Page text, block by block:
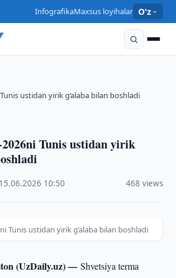
InfografikaMaxsus loyihalar O'z
ustidan yirik g‘alaba bilan boshladi
Tunis ustidan yirik
15.06.2026 10:50 468 views
Tunis ustidan yirik g‘alaba bilan boshladi
(UzDaily.uz) —Shvetsiya terma